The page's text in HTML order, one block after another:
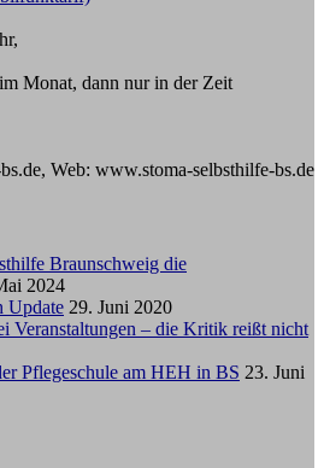
Monat, dann nur in der Zeit
Web: www.stoma-selbsthilfe-bs.de
Braunschweig die
2024
Update 29. Juni 2020
Veranstaltungen – die Kritik reißt nicht
Pflegeschule am HEH in BS 23. Juni